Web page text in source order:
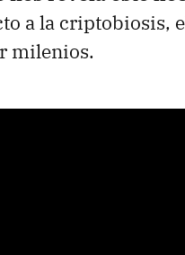
a la criptobiosis,
milenios.